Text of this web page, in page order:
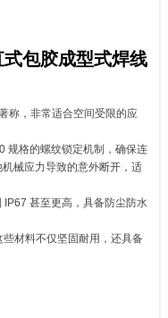
包胶成型式焊线
称，非常适合空间受限的应
规格的螺纹锁定机制，确保连
械应力导致的意外断开，适
甚至更高，具备防尘防水
材料不仅坚固耐用，还具备